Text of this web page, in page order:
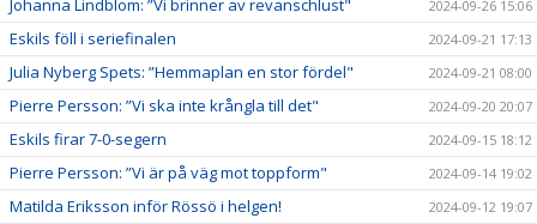
2024-09-26 15:06
Eskils föll i seriefinalen 2024-09-21 17:13
Julia Nyberg Spets: ”Hemmaplan en stor fördel" 2024-09-21 08:00
Pierre Persson: ”Vi ska inte krångla till det" 2024-09-20 20:07
Eskils firar 7-0-segern 2024-09-15 18:12
Pierre Persson: ”Vi är på väg mot toppform" 2024-09-14 19:02
Matilda Eriksson inför Rössö i helgen! 2024-09-12 19:07